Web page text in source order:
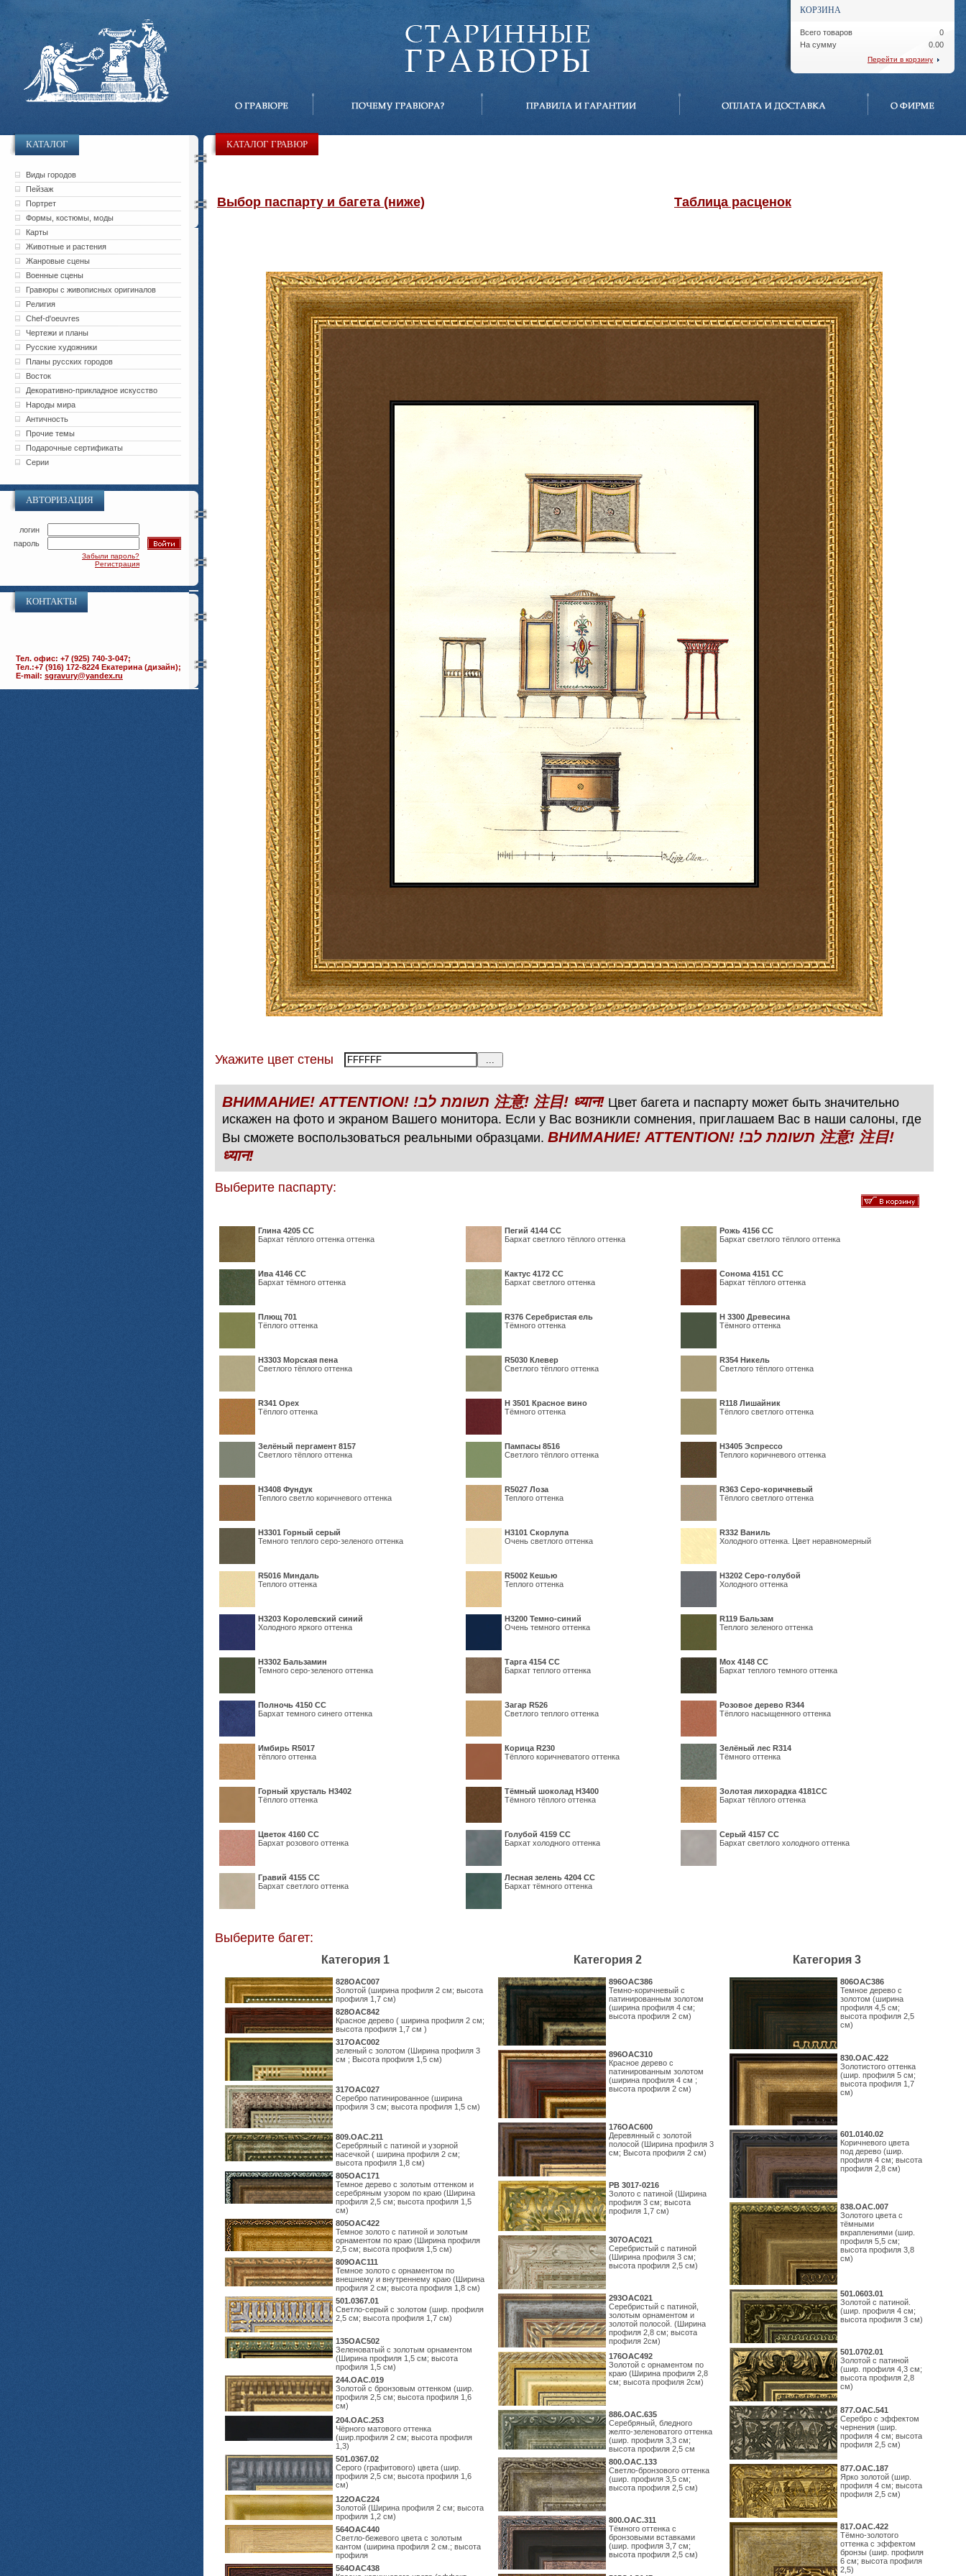
КОРЗИНА
Всего товаров
На сумму
0
0.00
Перейти в корзину
КАТАЛОГ
Виды городов
Пейзаж
Портрет
Формы, костюмы, моды
Карты
Животные и растения
Жанровые сцены
Военные сцены
Гравюры с живописных оригиналов
Религия
Chef-d'oeuvres
Чертежи и планы
Русские художники
Планы русских городов
Восток
Декоративно-прикладное искусство
Народы мира
Античность
Прочие темы
Подарочные сертификаты
Серии
АВТОРИЗАЦИЯ
логин
пароль
Забыли пароль?
Регистрация
КОНТАКТЫ
Тел. офис: +7 (925) 740-3-047;
Тел.:+7 (916) 172-8224 Екатерина (дизайн);
E-mail: sgravury@yandex.ru
КАТАЛОГ ГРАВЮР
Выбор паспарту и багета (ниже) Таблица расценок
Укажите цвет стены
ВНИМАНИЕ! ATTENTION! !תשומת לב 注意! 注目! ध्यान! Цвет багета и паспарту может быть значительно
искажен на фото и экраном Вашего монитора. Если у Вас возникли сомнения, приглашаем Вас в наши салоны, где
Вы сможете воспользоваться реальными образцами. ВНИМАНИЕ! ATTENTION! !תשומת לב 注意! 注目!
ध्यान!
Выберите паспарту:
Глина 4205 СС
Бархат тёплого оттенка оттенка
Пегий 4144 СС
Бархат светлого тёплого оттенка
Рожь 4156 СС
Бархат светлого тёплого оттенка
Ива 4146 СС
Бархат тёмного оттенка
Кактус 4172 СС
Бархат светлого оттенка
Сонома 4151 СС
Бархат тёплого оттенка
Плющ 701
Тёплого оттенка
R376 Серебристая ель
Тёмного оттенка
H 3300 Древесина
Тёмного оттенка
H3303 Морская пена
Светлого тёплого оттенка
R5030 Клевер
Светлого тёплого оттенка
R354 Никель
Светлого тёплого оттенка
R341 Орех
Тёплого оттенка
Н 3501 Красное вино
Тёмного оттенка
R118 Лишайник
Тёплого светлого оттенка
Зелёный пергамент 8157
Светлого тёплого оттенка
Пампасы 8516
Светлого тёплого оттенка
Н3405 Эспрессо
Теплого коричневого оттенка
Н3408 Фундук
Теплого светло коричневого оттенка
R5027 Лоза
Теплого оттенка
R363 Серо-коричневый
Тёплого светлого оттенка
Н3301 Горный серый
Темного теплого серо-зеленого оттенка
Н3101 Скорлупа
Очень светлого оттенка
R332 Ваниль
Холодного оттенка. Цвет неравномерный
R5016 Миндаль
Теплого оттенка
R5002 Кешью
Теплого оттенка
Н3202 Серо-голубой
Холодного оттенка
Н3203 Королевский синий
Холодного яркого оттенка
Н3200 Темно-синий
Очень темного оттенка
R119 Бальзам
Теплого зеленого оттенка
Н3302 Бальзамин
Темного серо-зеленого оттенка
Тарга 4154 СС
Бархат теплого оттенка
Мох 4148 СС
Бархат теплого темного оттенка
Полночь 4150 СС
Бархат темного синего оттенка
Загар R526
Светлого теплого оттенка
Розовое дерево R344
Тёплого насыщенного оттенка
Имбирь R5017
тёплого оттенка
Корица R230
Тёплого коричневатого оттенка
Зелёный лес R314
Тёмного оттенка
Горный хрусталь H3402
Тёплого оттенка
Тёмный шоколад H3400
Тёмного тёплого оттенка
Золотая лихорадка 4181СС
Бархат тёплого оттенка
Цветок 4160 СС
Бархат розового оттенка
Голубой 4159 СС
Бархат холодного оттенка
Серый 4157 СС
Бархат светлого холодного оттенка
Гравий 4155 СС
Бархат светлого оттенка
Лесная зелень 4204 СС
Бархат тёмного оттенка
Выберите багет:
Категория 1 Категория 2 Категория 3
828OAC007
Золотой (ширина профиля 2 см; высота
профиля 1,7 см)
828OAC842
Красное дерево ( ширина профиля 2 см;
высота профиля 1,7 см )
317OAC002
зеленый с золотом (Ширина профиля 3
см ; Высота профиля 1,5 см)
317OAC027
Серебро патинированное (ширина
профиля 3 см; высота профиля 1,5 см)
809.ОАС.211
Серебряный с патиной и узорной
насечкой ( ширина профиля 2 см;
высота профиля 1,8 см)
805OAC171
Темное дерево с золотым оттенком и
серебряным узором по краю (Ширина
профиля 2,5 см; высота профиля 1,5
см)
805OAC422
Темное золото с патиной и золотым
орнаментом по краю (Ширина профиля
2,5 см; высота профиля 1,5 см)
809OAC111
Темное золото с орнаментом по
внешнему и внутреннему краю (Ширина
профиля 2 см; высота профиля 1,8 см)
501.0367.01
Светло-серый с золотом (шир. профиля
2,5 см; высота профиля 1,7 см)
135OAC502
Зеленоватый с золотым орнаментом
(Ширина профиля 1,5 см; высота
профиля 1,5 см)
244.ОАС.019
Золотой с бронзовым оттенком (шир.
профиля 2,5 см; высота профиля 1,6
см)
204.OAC.253
Чёрного матового оттенка
(шир.профиля 2 см; высота профиля
1,3)
501.0367.02
Серого (графитового) цвета (шир.
профиля 2,5 см; высота профиля 1,6
см)
122OAC224
Золотой (Ширина профиля 2 см; высота
профиля 1,2 см)
564ОАС440
Светло-бежевого цвета с золотым
кантом (ширина профиля 2 см.; высота
профиля
564ОАС438
896OAC386
Темно-коричневый с
патинированным золотом
(ширина профиля 4 см;
высота профиля 2 см)
896OAC310
Красное дерево с
патинированным золотом
(ширина профиля 4 см ;
высота профиля 2 см)
176OAC600
Деревянный с золотой
полосой (Ширина профиля 3
см; Высота профиля 2 см)
PB 3017-0216
Золото с патиной (Ширина
профиля 3 см; высота
профиля 1,7 см)
307OAC021
Серебристый с патиной
(Ширина профиля 3 см;
высота профиля 2,5 см)
293OAC021
Серебристый с патиной,
золотым орнаментом и
золотой полосой. (Ширина
профиля 2,8 см; высота
профиля 2см)
176OAC492
Золотой с орнаментом по
краю (Ширина профиля 2,8
см; высота профиля 2см)
886.ОАС.635
Серебряный, бледного
желто-зеленоватого оттенка
(шир. профиля 3,3 см;
высота профиля 2,5 см
800.ОАС.133
Светло-бронзового оттенка
(шир. профиля 3,5 см;
высота профиля 2,5 см)
800.ОАС.311
Тёмного оттенка с
бронзовыми вставками
(шир. профиля 3,7 см;
высота профиля 2,5 см)
806OAC386
Темное дерево с
золотом (ширина
профиля 4,5 см;
высота профиля 2,5
см)
830.ОАС.422
Золотистого оттенка
(шир. профиля 5 см;
высота профиля 1,7
см)
601.0140.02
Коричневого цвета
под дерево (шир.
профиля 4 см; высота
профиля 2,8 см)
838.ОАС.007
Золотого цвета с
тёмными
вкраплениями (шир.
профиля 5,5 см;
высота профиля 3,8
см)
501.0603.01
Золотой с патиной.
(шир. профиля 4 см;
высота профиля 3 см)
501.0702.01
Золотой с патиной
(шир. профиля 4,3 см;
высота профиля 2,8
см)
877.ОАС.541
Серебро с эффектом
чернения (шир.
профиля 4 см; высота
профиля 2,5 см)
877.ОАС.187
Ярко золотой (шир.
профиля 4 см; высота
профиля 2,5 см)
817.ОАС.422
Тёмно-золотого
оттенка с эффектом
бронзы (шир. профиля
6 см; высота профиля
2,5)